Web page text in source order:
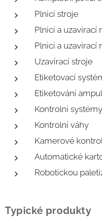
Plnicí stroje
Plnicí a uzavírací
Plnicí a uzavírací
Uzavírací stroje
Etiketovací
Etiketování
Kontrolní systémy
Kontrolní váhy
Kamerové
Automatické
Robotickou
Typické produkty